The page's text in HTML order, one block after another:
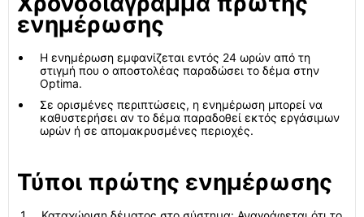
ενημέρωσης
Η ενημέρωση εμφανίζεται εντός 24 ωρών από τη
στιγμή που ο αποστολέας παραδώσει το δέμα στην
Optima.
Σε ορισμένες περιπτώσεις, η ενημέρωση μπορεί να
καθυστερήσει αν το δέμα παραδοθεί εκτός εργάσιμων
ωρών ή σε απομακρυσμένες περιοχές.
Τύποι πρώτης ενημέρωσης